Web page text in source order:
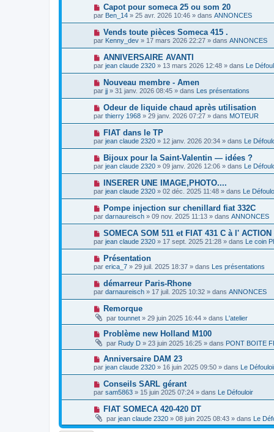
s
a
g
e
m
e
s
s
g
e
e
a
u
m
e
s
a
g
e
N
o
u
v
a
u
m
e
s
s
a
g
e
Capot pour someca 25 ou som 20
par Ben_14 » 25 avr. 2026 10:46 » dans ANNONCES
N
o
u
e
a
u
m
e
s
s
a
g
e
Vends toute pièces Someca 415 .
par Kenny_dev » 17 mars 2026 22:27 » dans ANNONCES
N
o
u
v
e
a
u
m
e
s
s
a
g
e
ANNIVERSAIRE AVANTI
par jean claude 2320 » 13 mars 2026 12:48 » dans Le
N
o
u
e
a
u
m
e
s
s
a
g
e
Nouveau membre - Amen
par jj » 31 janv. 2026 08:45 » dans Les présentations
N
o
u
v
e
a
u
m
e
s
s
a
g
e
Odeur de liquide chaud après utilisation
par thierry 1968 » 29 janv. 2026 07:27 » dans MOTEUR
N
o
u
v
e
a
u
e
s
s
a
g
e
FIAT dans le TP
par jean claude 2320 » 12 janv. 2026 20:34 » dans Le
N
o
u
v
e
a
u
m
e
s
s
a
g
e
Bijoux pour la Saint-Valentin — idées ?
par jean claude 2320 » 09 janv. 2026 12:06 » dans Le
N
o
u
v
e
a
u
m
e
s
s
a
g
e
INSERER UNE IMAGE,PHOTO....
par jean claude 2320 » 02 déc. 2025 11:48 » dans Le
N
o
u
v
e
a
u
m
e
s
a
g
e
Pompe injection sur chenillard fiat 332C
par darnaureisch » 09 nov. 2025 11:13 » dans ANNONCES
N
o
u
v
e
a
u
m
e
s
s
a
g
e
SOMECA SOM 511 et FIAT 431 C à l'
par jean claude 2320 » 17 sept. 2025 21:28 » dans Le coin
N
o
u
e
a
u
m
e
s
s
a
g
e
Présentation
par erica_7 » 29 juil. 2025 18:37 » dans Les présentations
N
o
u
v
e
a
u
m
e
s
a
g
e
démarreur Paris-Rhone
par darnaureisch » 17 juil. 2025 10:32 » dans ANNONCES
N
u
v
e
a
u
m
e
s
s
a
g
e
Remorque
par tounnet » 29 juin 2025 16:44 » dans L'atelier
N
u
e
a
u
m
e
s
s
a
g
e
Problème new Holland M100
par Rudy D » 23 juin 2025 16:25 » dans PONT BOITE
N
o
u
e
a
u
m
e
s
Anniversaire DAM 23
par jean claude 2320 » 16 juin 2025 09:50 » dans Le
N
o
u
v
e
a
u
Conseils SARL gérant
par sam5863 » 15 juin 2025 07:24 » dans Le Défouloir
N
u
v
FIAT SOMECA 420-420 DT
par jean claude 2320 » 08 juin 2025 08:43 » dans Le